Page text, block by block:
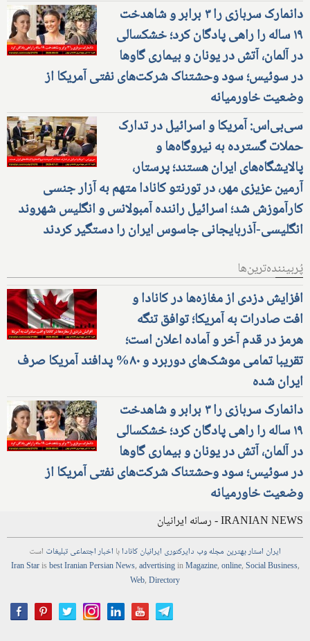
دانمارک سربازی را ۳ برابر و شاهدخت
۱۹ ساله را راهی پادگان کرد؛ خشکسالی
در آلمان، آتش در یونان و بیماری گاوها
در سوئیس؛ سود وحشتناک شرکت‌های نفتی آمریکا از
وضعیت خاورمیانه
سی‌بی‌اس: آمریکا و اسرائیل در تدارک
حملات گسترده به نیروگاه‌ها و
پالایشگاه‌های ایران هستند؛ پرستار،
آرمین عزیزی مهر، در تورنتو کانادا متهم به آزار جنسی
کارآموزش شد؛ اسرائیل راننده آمبولانس و انگلیس شهروند
انگلیسی-آذربایجانی جاسوس ایران را دستگیر کردند
پُربیننده‌ترین‌ها
افزایش دزدی از مغازه‌ها در کانادا و
افت صادرات به آمریکا؛ توافق تنگه
هرمز در قدم آخر و آماده اعلان است؛
تقریبا تمامی موشک‌های دوربرد و ۸۰% پدافند آمریکا صرف
ایران شده
دانمارک سربازی را ۳ برابر و شاهدخت
۱۹ ساله را راهی پادگان کرد؛ خشکسالی
در آلمان، آتش در یونان و بیماری گاوها
در سوئیس؛ سود وحشتناک شرکت‌های نفتی آمریکا از
وضعیت خاورمیانه
IRANIAN NEWS - رسانه ایرانیان
ایران استاربهترین مجلهوب دایرکتوری ایرانیان کانادابا اخباراجتماعیتبلیغات است
Iran Starisbest Iranian PersianNews,advertisinginMagazine,online,Social Business,
Web,Directory